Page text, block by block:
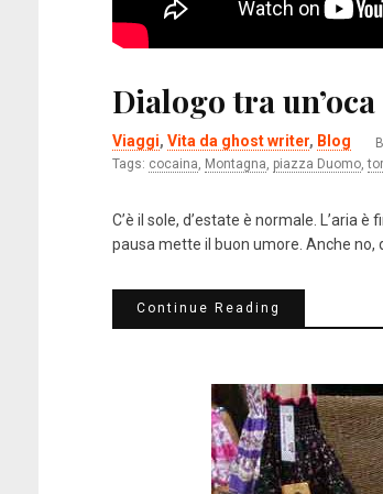
Dialogo tra un’oca
Viaggi, Vita da ghost writer, Blog
Tags: cocaina, Montagna, piazza Duomo,
C’è il sole, d’estate è normale. L’aria
pausa mette il buon umore. Anche no,
Continue Reading